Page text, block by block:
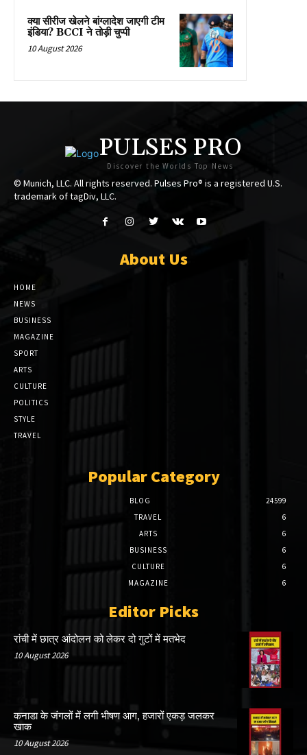
क्या सीरीज खेलने बांग्लादेश जाएगी टीम
इंडिया? BCCI ने तोड़ी चुप्पी
10 August 2026
PULSES PRO
Discover the Worlds Top News
© Munich, LLC. All rights reserved. Pulses Pro® is a registered U.S.
trademark of tagDiv, LLC.
About Us
HOME
NEWS
BUSINESS
MAGAZINE
SPORT
ARTS
CULTURE
POLITICS
STYLE
TRAVEL
Popular Category
BLOG
24599
TRAVEL
6
ARTS
6
BUSINESS
6
CULTURE
6
MAGAZINE
6
Editor Picks
रांची में छात्र आंदोलन को लेकर दो गुटों में मतभेद
10 August 2026
कनाडा के जंगलों में लगी भीषण आग, हजारों एकड़ जलकर
खाक
10 August 2026